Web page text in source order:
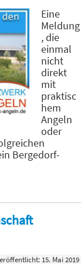
Eine
Meldung
, die
einmal
nicht
direkt
mit
praktisc
hem
Angeln
oder
Bergedorf-
15. Mai 2019